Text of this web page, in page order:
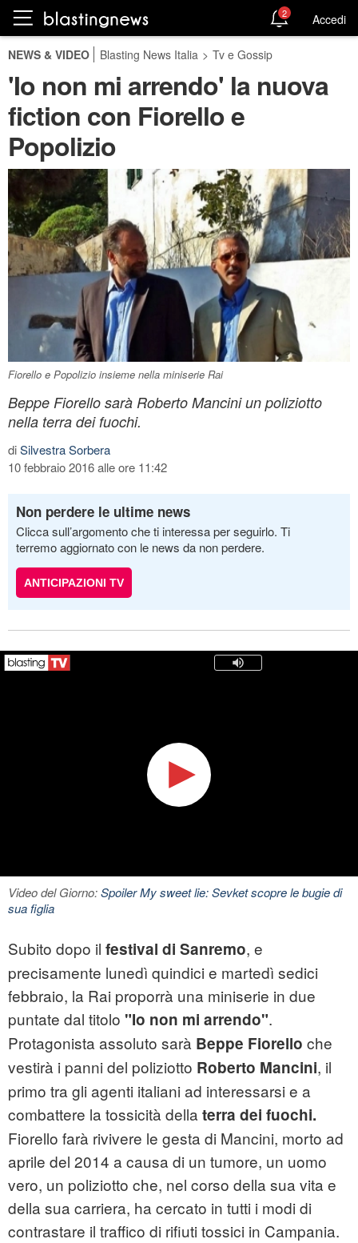
2 Accedi
NEWS & VIDEO Blasting News Italia > Tv e Gossip
'Io non mi arrendo' la nuova
fiction con Fiorello e
Popolizio
Fiorello e Popolizio insieme nella miniserie Rai
Beppe Fiorello sarà Roberto Mancini un poliziotto
nella terra dei fuochi.
diSilvestra Sorbera
10 febbraio 2016 alle ore 11:42
Non perdere le ultime news
Clicca sull’argomento che ti interessa per seguirlo. Ti
terremo aggiornato con le news da non perdere.
ANTICIPAZIONI TV
Video del Giorno:Spoiler My sweet lie: Sevket scopre le bugie di
sua figlia
Subito dopo il festival di Sanremo, e
precisamente lunedì quindici e martedì sedici
febbraio, la Rai proporrà una miniserie in due
puntate dal titolo "Io non mi arrendo".
Protagonista assoluto sarà Beppe Fiorello che
vestirà i panni del poliziotto Roberto Mancini, il
primo tra gli agenti italiani ad interessarsi e a
combattere la tossicità della terra dei fuochi.
Fiorello farà rivivere le gesta di Mancini, morto ad
aprile del 2014 a causa di un tumore, un uomo
vero, un poliziotto che, nel corso della sua vita e
della sua carriera, ha cercato in tutti i modi di
contrastare il traffico di rifiuti tossici in Campania.